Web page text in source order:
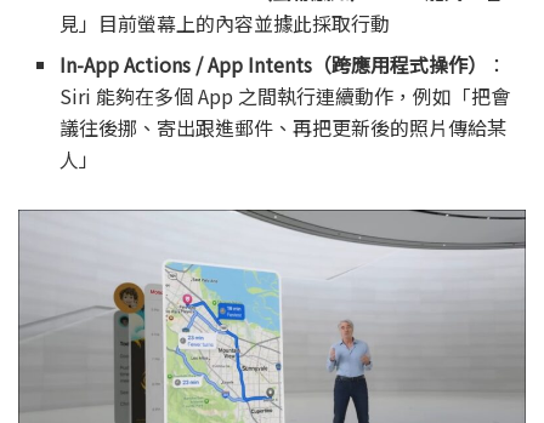
見」目前螢幕上的內容並據此採取行動
In-App Actions / App Intents（跨應用程式操作）
：
Siri 能夠在多個 App 之間執行連續動作，例如「把會
議往後挪、寄出跟進郵件、再把更新後的照片傳給某
人」